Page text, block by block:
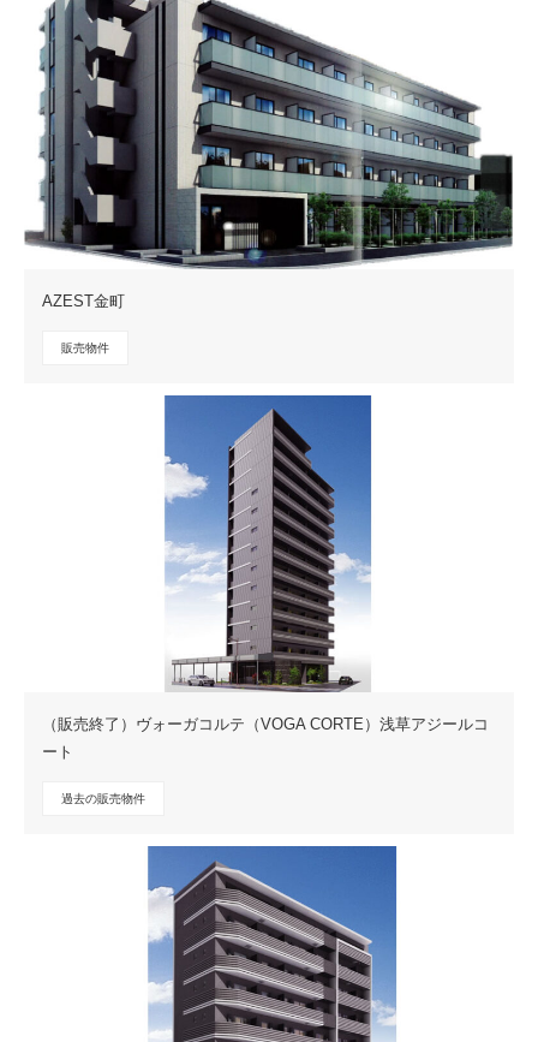
AZEST金町
販売物件
（販売終了）ヴォーガコルテ（VOGA CORTE）浅草アジールコ
ート
過去の販売物件